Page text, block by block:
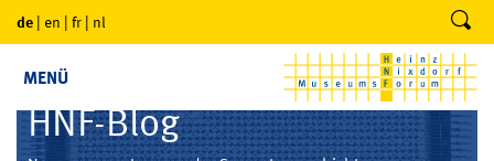
de | en | fr | nl
MENÜ
HNF-Blog